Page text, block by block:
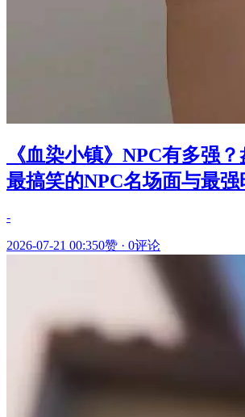
《血染小镇》NPC有多强
最搞笑的NPC名场面与最强
-
2026-07-21 00:350赞 · 0评论